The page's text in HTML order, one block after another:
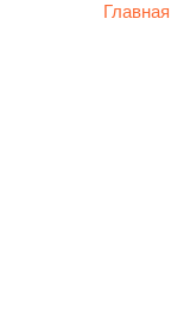
Главная